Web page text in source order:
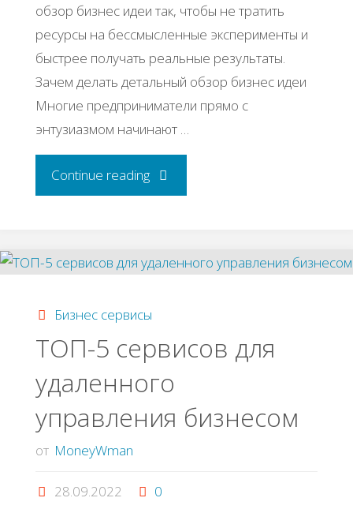
обзор бизнес идеи так, чтобы не тратить
ресурсы на бессмысленные эксперименты и
быстрее получать реальные результаты.
Зачем делать детальный обзор бизнес идеи
Многие предприниматели прямо с
энтузиазмом начинают …
Continue reading"Обзор
проверить
и
проект,
Бизнес сервисы
ТОП-5 сервисов для
удаленного
управления бизнесом
от MoneyWman
28.09.2022 0